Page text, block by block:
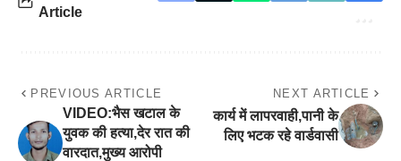
Article
PREVIOUS ARTICLE
VIDEO:भैस खटाल के
युवक की हत्या,देर रात की
वारदात,मुख्य आरोपी
NEXT ARTICLE
कार्य में लापरवाही,पानी के
लिए भटक रहे वार्डवासी